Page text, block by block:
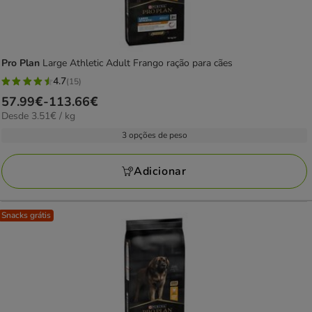
Pro Plan Large Athletic Adult Frango ração para cães
4.7
estrelas
com
avaliações
4.7(15)
Preço
de
113.66€
57.99€-113.66€
3.51€
Desde 3.51€ / kg
3 opções de peso
Adicionar
Snacks grátis